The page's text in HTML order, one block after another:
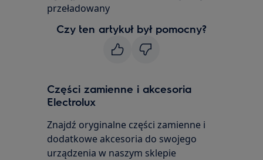
przeładowany
Czy ten artykuł był pomocny?
Części zamienne i akcesoria
Electrolux
Znajdź oryginalne części zamienne i
dodatkowe akcesoria do swojego
urządzenia w naszym sklepie